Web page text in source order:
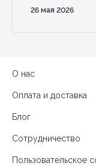
26 мая 2026
О нас
Оплата и доставка
Блог
Сотрудничество
Пользовательское